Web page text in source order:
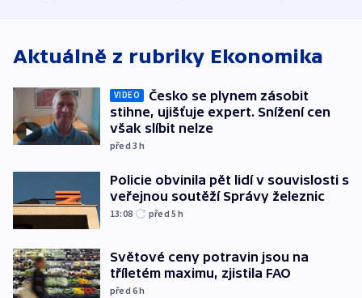
Aktuálně z rubriky Ekonomika
VIDEO
Česko se plynem zásobit
stihne, ujišťuje expert. Snížení cen
však slíbit nelze
před 3h
Policie obvinila pět lidí v souvislosti s
veřejnou soutěží Správy železnic
13:08 před 5h
Světové ceny potravin jsou na
tříletém maximu, zjistila FAO
před 6h